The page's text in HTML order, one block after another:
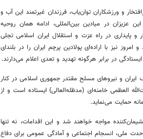
و ورزشکاران توان‌یاب، فرزندان غیرتمند این آب و
عزیزان در میادین بین‌المللی، ادامه همان روحیه
پایداری در راه عزت و استقلال ایران اسلامی تجلی
نیز با اراده‌ای پولادین پرچم ایران را در بلندای
در برابر هرگونه تهدید و تعدی اعلام می‌دارند.
و نیروهای مسلح مقتدر جمهوری اسلامی در کنار
العظمی خامنه‌ای (مدظله‌العالی) ایستاده است و از
حمایت می‌نماید.
مواجه خواهند شد و این اقدامات، نه تنها
ملی، انسجام اجتماعی و آمادگی عمومی برای دفاع